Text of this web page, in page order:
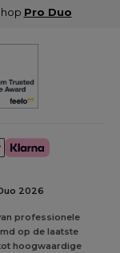
Pro Duo
2026
professionele
op de laatste
hoogwaardige